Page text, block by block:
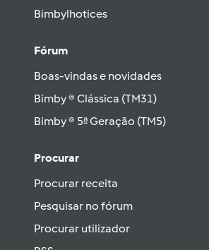
Bimbylhotices
Fórum
Boas-vindas e novidades
Bimby ® Clássica (TM31)
Bimby ® 5ª Geração (TM5)
Procurar
Procurar receita
Pesquisar no fórum
Procurar utilizador